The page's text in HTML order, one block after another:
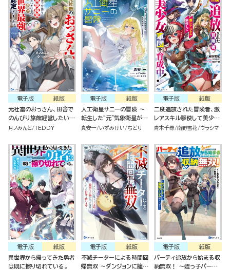
紙版
電子版
元社畜のおっさん、田舎で
のんびり旅館経営したいだ
けなのに勝手に世界最強認
月ノみんと TEDDY
紙版
電子版
人工衛星サニーの冒険 ～
転生した“元”気象衛星がお
天気令嬢になるまで～
真安一 いずみけい ちどり
紙版
電子版
二度追放された冒険者、激
レアスキル駆使して美少女
軍団を育成中！
青木千尋 南野雪花 ウラシマ
紙版
電子版
異世界から帰ってきた勇者
は既に擦り切れている。
紙版
電子版
不滅チーターによる時間回
帰無双 ～ダンジョンに籠っ
紙版
電子版
パーティ追放から始まる収
納無双！ ～姪っ子パーテ